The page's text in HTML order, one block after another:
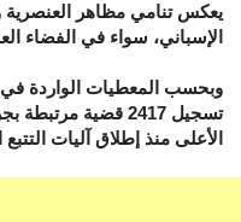
يعكس تنامي مظاهر العنصرية
الإسباني، سواء في الفضاء
وبحسب المعطيات الواردة في
تسجيل 2417 قضية
الأعلى منذ إطلاق آليات